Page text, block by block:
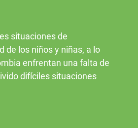
situaciones de
de los niños y niñas, a lo
enfrentan una falta de
difíciles situaciones